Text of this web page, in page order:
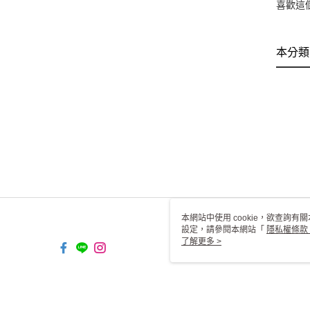
喜歡這
本分
本網站中使用 cookie，欲查詢有
設定，請參閱本網站「 隱私權條款
使用 cookie。
了解更多 >